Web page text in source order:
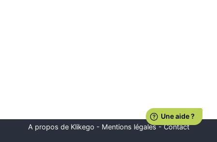
A propos de Klikego - Mentions légales-Contact